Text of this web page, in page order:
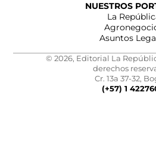
NUESTROS
La
Asuntos
© 2026, Editorial La
derechos
Cr. 13a 37-32,
(+57) 1